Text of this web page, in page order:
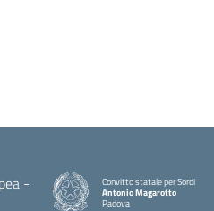
Convitto statale per Sordi
Antonio Magarotto
Padova